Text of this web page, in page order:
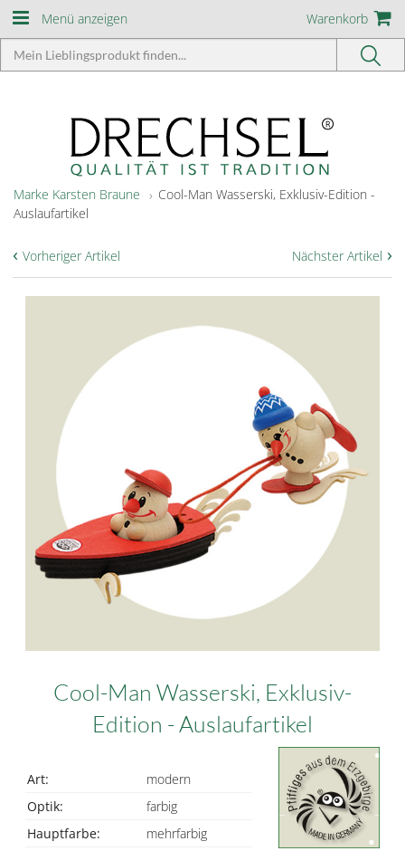
Menü anzeigen Warenkorb
Marke Karsten Braune
Cool-Man Wasserski, Exklusiv-Edition -
Auslaufartikel
Nächster Artikel ›
‹ Vorheriger Artikel
Cool-Man Wasserski, Exklusiv-
Edition - Auslaufartikel
Art:
modern
Optik:
farbig
Hauptfarbe:
mehrfarbig